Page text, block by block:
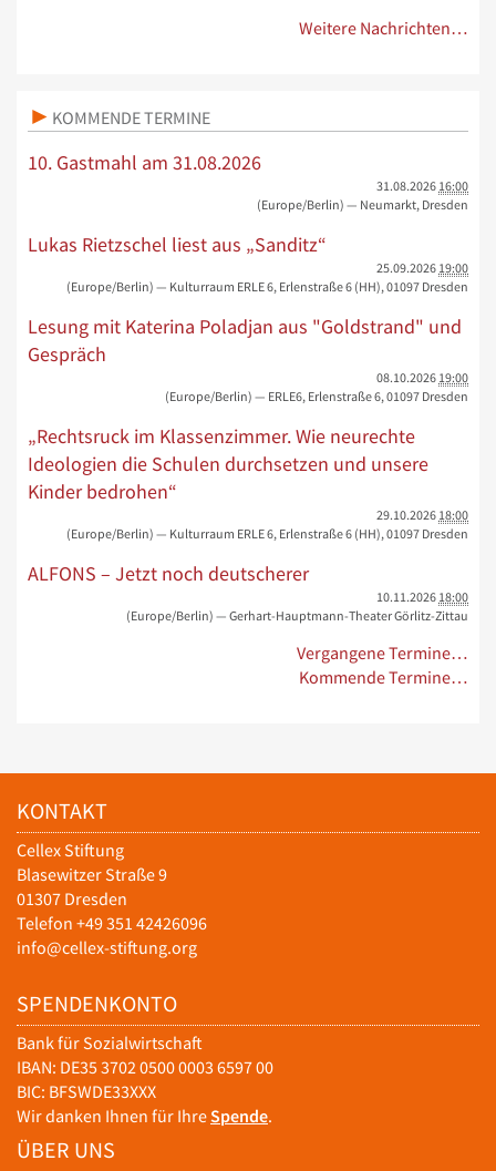
Weitere Nachrichten…
KOMMENDE TERMINE
10. Gastmahl am 31.08.2026
31.08.2026 16:00
(Europe/Berlin) — Neumarkt, Dresden
Lukas Rietzschel liest aus „Sanditz“
25.09.2026 19:00
(Europe/Berlin) — Kulturraum ERLE 6, Erlenstraße 6 (HH), 01097 Dresden
Lesung mit Katerina Poladjan aus "Goldstrand" und
Gespräch
08.10.2026 19:00
(Europe/Berlin) — ERLE6, Erlenstraße 6, 01097 Dresden
„Rechtsruck im Klassenzimmer. Wie neurechte
Ideologien die Schulen durchsetzen und unsere
Kinder bedrohen“
29.10.2026 18:00
(Europe/Berlin) — Kulturraum ERLE 6, Erlenstraße 6 (HH), 01097 Dresden
ALFONS – Jetzt noch deutscherer
10.11.2026 18:00
(Europe/Berlin) — Gerhart-Hauptmann-Theater Görlitz-Zittau
Vergangene Termine…
Kommende Termine…
KONTAKT
Cellex Stiftung
Blasewitzer Straße 9
01307 Dresden
Telefon +49 351 42426096
info@cellex-stiftung.org
SPENDENKONTO
Bank für Sozialwirtschaft
IBAN: DE35 3702 0500 0003 6597 00
BIC: BFSWDE33XXX
Wir danken Ihnen für IhreSpende.
ÜBER UNS